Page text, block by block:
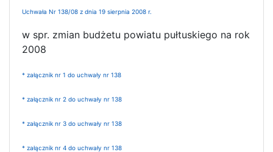
Uchwała Nr 138/08 z dnia 19 sierpnia 2008 r.
w spr. zmian budżetu powiatu pułtuskiego na rok
2008
* załącznik nr 1 do uchwały nr 138
* załącznik nr 2 do uchwały nr 138
* załącznik nr 3 do uchwały nr 138
* załącznik nr 4 do uchwały nr 138